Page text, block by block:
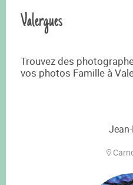
Valergues
Trouvez des
vos photos Famille à